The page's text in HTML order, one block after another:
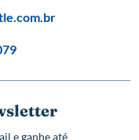
e ganhe até